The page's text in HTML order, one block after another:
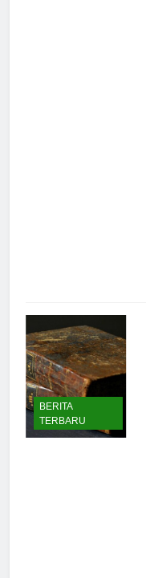
BERITA
TERBARU